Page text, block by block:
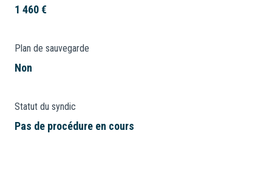
1 460 €
Plan de sauvegarde
Non
Statut du syndic
Pas de procédure en cours